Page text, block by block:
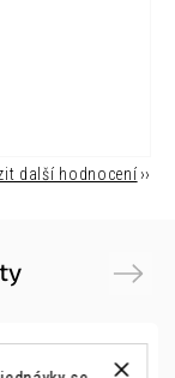
další hodnocení
Next